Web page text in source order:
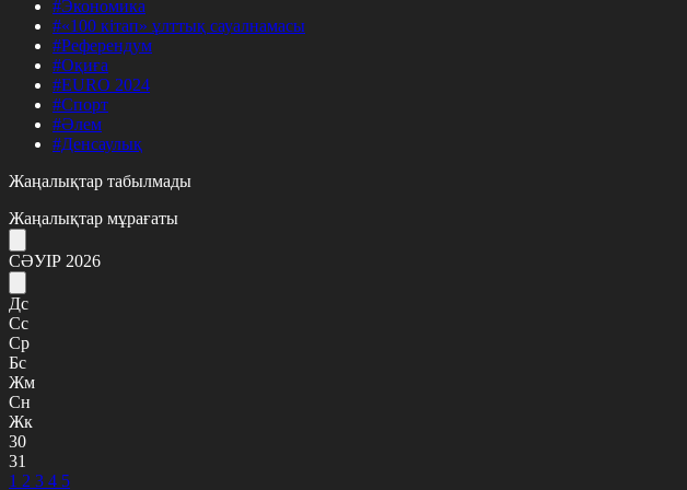
#Экономика
#«100 кітап» ұлттық сауалнамасы
#Референдум
#Оқиға
#EURO 2024
#Спорт
#Әлем
#Денсаулық
Жаңалықтар табылмады
Жаңалықтар мұрағаты
СӘУІР 2026
Дс
Сс
Ср
Бс
Жм
Сн
Жк
30
31
1 2 3 4 5